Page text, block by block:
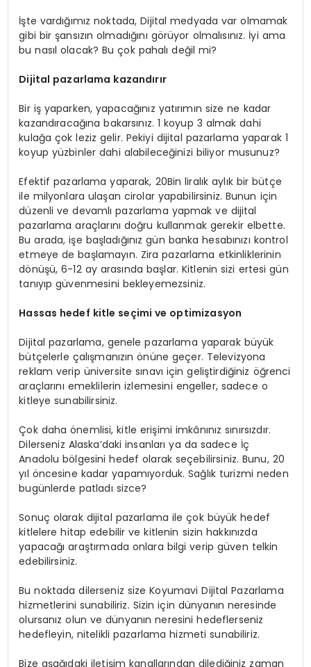
İşte vardığımız noktada, Dijital medyada var olmamak
gibi bir şansızın olmadığını görüyor olmalısınız. İyi ama
bu nasıl olacak? Bu çok pahalı değil mi?
Dijital pazarlama kazandırır
Bir iş yaparken, yapacağınız yatırımın size ne kadar
kazandıracağına bakarsınız. 1 koyup 3 almak dahi
kulağa çok leziz gelir. Pekiyi dijital pazarlama yaparak 1
koyup yüzbinler dahi alabileceğinizi biliyor musunuz?
Efektif pazarlama yaparak, 20Bin liralık aylık bir bütçe
ile milyonlara ulaşan cirolar yapabilirsiniz. Bunun için
düzenli ve devamlı pazarlama yapmak ve dijital
pazarlama araçlarını doğru kullanmak gerekir elbette.
Bu arada, işe başladığınız gün banka hesabınızı kontrol
etmeye de başlamayın. Zira pazarlama etkinliklerinin
dönüşü, 6-12 ay arasında başlar. Kitlenin sizi ertesi gün
tanıyıp güvenmesini bekleyemezsiniz.
Hassas hedef kitle seçimi ve optimizasyon
Dijital pazarlama, genele pazarlama yaparak büyük
bütçelerle çalışmanızın önüne geçer. Televizyona
reklam verip üniversite sınavı için geliştirdiğiniz öğrenci
araçlarını emeklilerin izlemesini engeller, sadece o
kitleye sunabilirsiniz.
Çok daha önemlisi, kitle erişimi imkânınız sınırsızdır.
Dilerseniz Alaska’daki insanları ya da sadece İç
Anadolu bölgesini hedef olarak seçebilirsiniz. Bunu, 20
yıl öncesine kadar yapamıyorduk. Sağlık turizmi neden
bugünlerde patladı sizce?
Sonuç olarak dijital pazarlama ile çok büyük hedef
kitlelere hitap edebilir ve kitlenin sizin hakkınızda
yapacağı araştırmada onlara bilgi verip güven telkin
edebilirsiniz.
Bu noktada dilerseniz size Koyumavi Dijital Pazarlama
hizmetlerini sunabiliriz. Sizin için dünyanın neresinde
olursanız olun ve dünyanın neresini hedeflerseniz
hedefleyin, nitelikli pazarlama hizmeti sunabiliriz.
Bize aşağıdaki iletişim kanallarından dilediğiniz zaman